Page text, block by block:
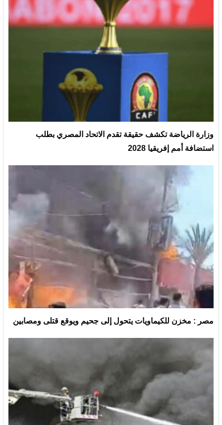
وزارة الرياضة تكشف حقيقة تقدم الاتحاد المصري بطلب
استضافة أمم إفريقيا 2028
مصر : مخزن للكيماويات يتحول إلى جحيم ويوقع قتلى ومصابين